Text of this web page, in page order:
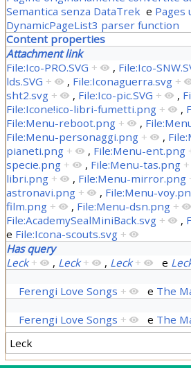
Semantica senza DataTrek e Pages
DynamicPageList3 parser function
Content properties
Attachment link
File:Ico-PRO.SVG + , File:Ico-
lds.SVG + , File:Iconaguerra.svg +
sht2.svg + , File:Ico-pic.SVG + ,
File:Icone!ico-libri-fumetti.png + ,
File:Menu-reboot.png + ,
File:Menu-personaggi.png + ,
pianeti.png + , File:Menu-ent.png
specie.png + , File:Menu-tas.png +
libri.png + , File:Menu-mirror.png
astronavi.png + , File:Menu-
film.png + , File:Menu-dsn.png +
File:AcademySealMiniBack.svg + ,
e File:Icona-scouts.svg +
Has query
Leck + , Leck + , Leck + e
Ferengi Love Songs + e The
Ferengi Love Songs + e The